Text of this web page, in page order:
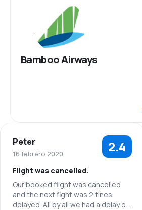
Bamboo Airways
Red de conexiones
Precio del billete
Comodidad de viaje
Peter
16 febrero 2020 2.4
Flight was cancelled.
Our booked flight was cancelled
and the next fight was 2 tines
delayed. All by all we had a delay of